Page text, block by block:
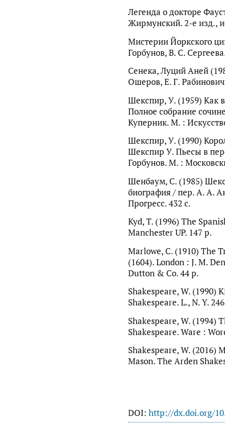
Легенда о докторе
Жирмунский. 2-е изд.,
Мистерии Йоркского
Горбунов, В. С.
Сенека, Луций Аней
Ошеров, Е. Г.
Шекспир, У. (1959) Как
Полное собрание
Куперник. М. :
Шекспир, У. (1990)
Шекспир У. Пьесы в
Горбунов. М. :
Шенбаум, С. (1985)
биография / пер. А. А.
Прогресс. 432 с.
Kyd, T. (1996) The
Manchester UP. 147 p.
Marlowe, C. (1910) The
(1604). London : J. M.
Dutton & Co. 44 p.
Shakespeare, W. (1990)
Shakespeare. L., N. Y.
Shakespeare, W. (1994)
Shakespeare. Ware :
Shakespeare, W. (2016)
Mason. The Arden
DOI: http://dx.doi.org/